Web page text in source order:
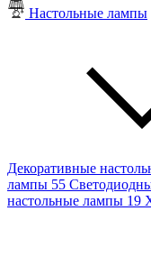
Настольные лампы
Декоративные
лампы 55
настольные лампы 19